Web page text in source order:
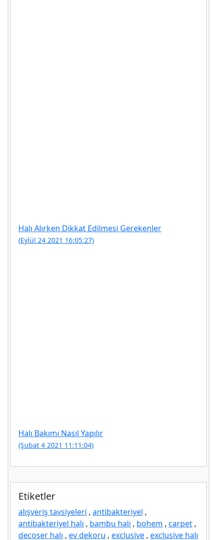
Halı Alırken Dikkat Edilmesi Gerekenler
(Eylül 24 2021 16:05:27)
Halı Bakımı Nasıl Yapılır
(Şubat 4 2021 11:11:04)
Etiketler
alışveriş tavsiyeleri , antibakteriyel ,
antibakteriyel halı , bambu halı , bohem , carpet ,
decoser halı , ev dekoru , exclusive , exclusive halı